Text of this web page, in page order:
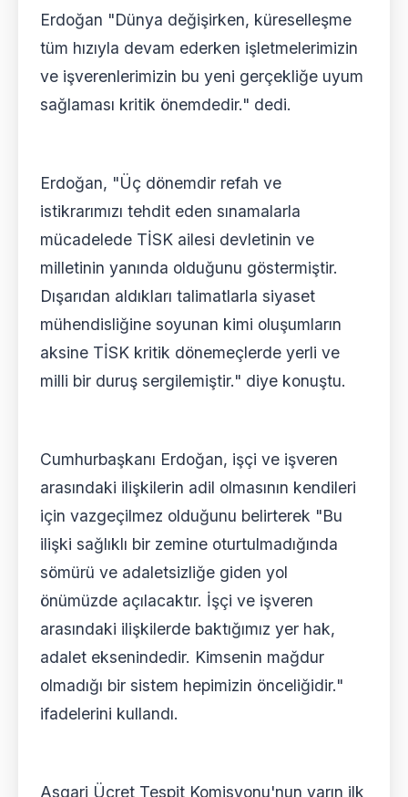
Erdoğan "Dünya değişirken, küreselleşme
tüm hızıyla devam ederken işletmelerimizin
ve işverenlerimizin bu yeni gerçekliğe uyum
sağlaması kritik önemdedir." dedi.
Erdoğan, "Üç dönemdir refah ve
istikrarımızı tehdit eden sınamalarla
mücadelede TİSK ailesi devletinin ve
milletinin yanında olduğunu göstermiştir.
Dışarıdan aldıkları talimatlarla siyaset
mühendisliğine soyunan kimi oluşumların
aksine TİSK kritik dönemeçlerde yerli ve
milli bir duruş sergilemiştir." diye konuştu.
Cumhurbaşkanı Erdoğan, işçi ve işveren
arasındaki ilişkilerin adil olmasının kendileri
için vazgeçilmez olduğunu belirterek "Bu
ilişki sağlıklı bir zemine oturtulmadığında
sömürü ve adaletsizliğe giden yol
önümüzde açılacaktır. İşçi ve işveren
arasındaki ilişkilerde baktığımız yer hak,
adalet eksenindedir. Kimsenin mağdur
olmadığı bir sistem hepimizin önceliğidir."
ifadelerini kullandı.
Asgari Ücret Tespit Komisyonu'nun yarın ilk